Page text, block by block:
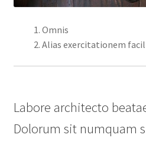
Omnis
Alias exercitationem
Labore architecto
Dolorum sit numquam